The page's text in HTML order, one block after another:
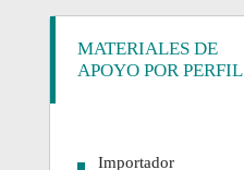
MATERIALES DE
APOYO POR PERFIL
Importador